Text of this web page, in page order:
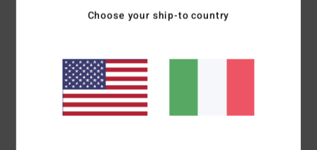
Colore
Consiglio questo prodotto
4 /5
Choose your ship-to country